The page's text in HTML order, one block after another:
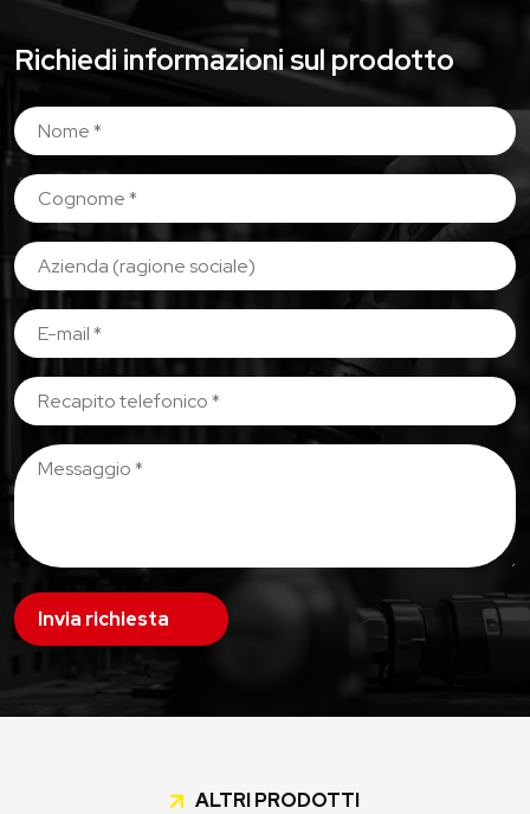
Richiedi informazioni sul prodotto
Invia richiesta
ALTRI PRODOTTI